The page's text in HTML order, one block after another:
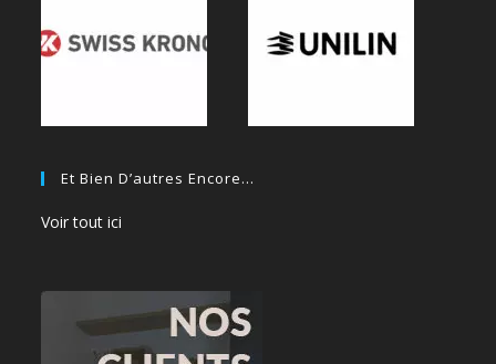
Et Bien D’autres Encore…
Voir tout ici